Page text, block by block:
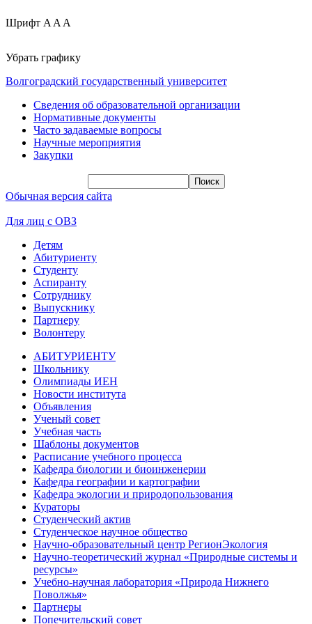
Шрифт A A A
Убрать графику
Волгоградский государственный университет
Сведения об образовательной организации
Нормативные документы
Часто задаваемые вопросы
Научные мероприятия
Закупки
Обычная версия сайта
Для лиц с ОВЗ
Детям
Абитуриенту
Студенту
Аспиранту
Сотруднику
Выпускнику
Партнеру
Волонтеру
АБИТУРИЕНТУ
Школьнику
Олимпиады ИЕН
Новости института
Объявления
Ученый совет
Учебная часть
Шаблоны документов
Расписание учебного процесса
Кафедра биологии и биоинженерии
Кафедра географии и картографии
Кафедра экологии и природопользования
Кураторы
Студенческий актив
Студенческое научное общество
Научно-образовательный центр РегионЭкология
Научно-теоретический журнал «Природные системы и
ресурсы»
Учебно-научная лаборатория «Природа Нижнего
Поволжья»
Партнеры
Попечительский совет